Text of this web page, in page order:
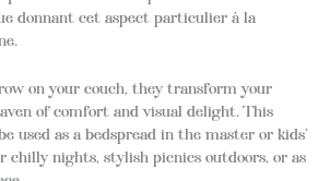
donnant cet aspect particulier à la
on your couch, they transform your
of comfort and visual delight. This
used as a bedspread in the master or kids’
chilly nights, stylish picnics outdoors, or as